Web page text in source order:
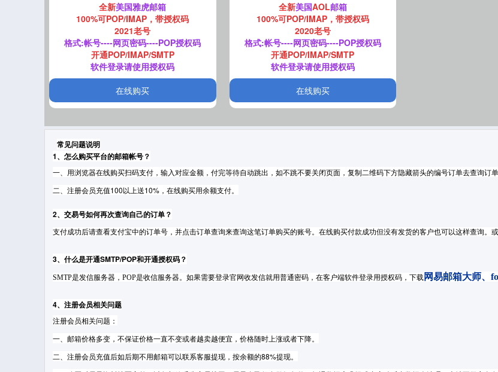
全新美国雅虎邮箱
100%可POP/IMAP，带授权码
2021老号
格式:帐号----网页密码----POP授权码
开通POP/IMAP/SMTP
软件登录请使用授权码
全新美国AOL邮箱
100%可POP/IMAP，带授权码
2020老号
格式:帐号----网页密码----POP授权码
开通POP/IMAP/SMTP
软件登录请使用授权码
常见问题说明
1、怎么购买平台的邮箱帐号？
一、用浏览器在线购买扫码支付，输入对应金额，付完等待自动跳出，如不跳不要关闭页面，复制二维码下方隐藏箭头的编号订单去查询订单
二、注册会员充值100以上送10%，在线购买用余额支付。
2、交易号如何再次查询自己的订单？
支付成功后请查看支付宝中的订单号，并点击订单查询来查询这笔订单购买的账号。 在线购买付款成功但没有发货的客户也可以这样查询。或
3、什么是开通SMTP/POP和开通授权码？
SMTP是发信服务器，POP是收信服务器。如果需要登录官网收发信就用普通密码，在客户端软件登录用授权码，下载网易邮箱大师、
4、注册会员相关问题
注册会员相关问题：
一、邮箱价格多变，不保证价格一直不变或者越卖越便宜，价格随时上涨或者下降。
二、注册会员充值后如后期不用邮箱可以联系客服提现，按余额的88%提现。